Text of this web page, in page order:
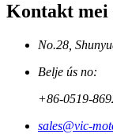
Kontakt mei
No.28,
Belje ús no:
+86-0519-
sales@vic-